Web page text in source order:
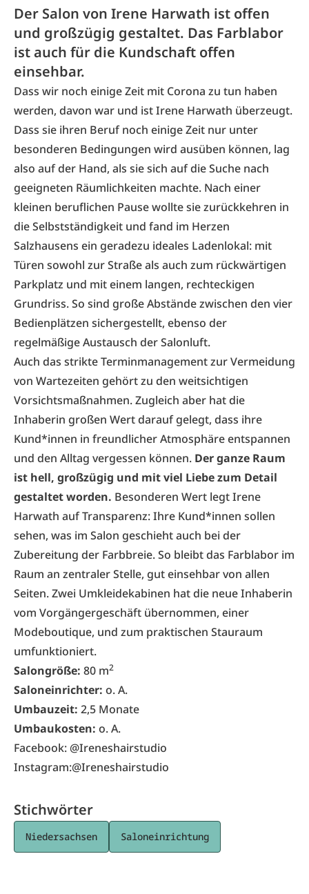
Der Salon von Irene Harwath ist offen
und großzügig gestaltet. Das Farblabor
ist auch für die Kundschaft offen
einsehbar.
Dass wir noch einige Zeit mit Corona zu tun haben
werden, davon war und ist Irene Harwath überzeugt.
Dass sie ihren Beruf noch einige Zeit nur unter
besonderen Bedingungen wird ausüben können, lag
also auf der Hand, als sie sich auf die Suche nach
geeigneten Räumlichkeiten machte. Nach einer
kleinen beruflichen Pause wollte sie zurückkehren in
die Selbstständigkeit und fand im Herzen
Salzhausens ein geradezu ideales Ladenlokal: mit
Türen sowohl zur Straße als auch zum rückwärtigen
Parkplatz und mit einem langen, rechteckigen
Grundriss. So sind große Abstände zwischen den vier
Bedienplätzen sichergestellt, ebenso der
regelmäßige Austausch der Salonluft.
Auch das strikte Terminmanagement zur Vermeidung
von Wartezeiten gehört zu den weitsichtigen
Vorsichtsmaßnahmen. Zugleich aber hat die
Inhaberin großen Wert darauf gelegt, dass ihre
Kund*innen in freundlicher Atmosphäre entspannen
und den Alltag vergessen können. Der ganze Raum
ist hell, großzügig und mit viel Liebe zum Detail
gestaltet worden. Besonderen Wert legt Irene
Harwath auf Transparenz: Ihre Kund*innen sollen
sehen, was im Salon geschieht auch bei der
Zubereitung der Farbbreie. So bleibt das Farblabor im
Raum an zentraler Stelle, gut einsehbar von allen
Seiten. Zwei Umkleidekabinen hat die neue Inhaberin
vom Vorgängergeschäft übernommen, einer
Modeboutique, und zum praktischen Stauraum
umfunktioniert.
Salongröße: 80 m2
Saloneinrichter: o. A.
Umbauzeit: 2,5 Monate
Umbaukosten: o. A.
Facebook: @Ireneshairstudio
Instagram:@Ireneshairstudio
Stichwörter
Niedersachsen Saloneinrichtung